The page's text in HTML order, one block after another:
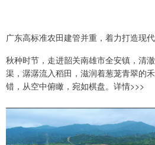
广东高标准农田建管并重，着力打造现
秋种时节，走进韶关南雄市全安镇，清
渠，潺潺流入稻田，滋润着葱茏青翠的
错，从空中俯瞰，宛如棋盘。详情>>>